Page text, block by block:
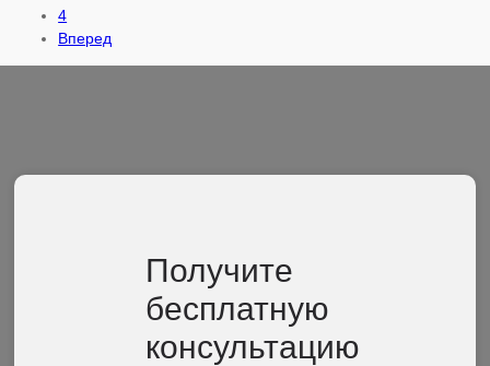
4
Вперед
Получите
бесплатную
консультацию